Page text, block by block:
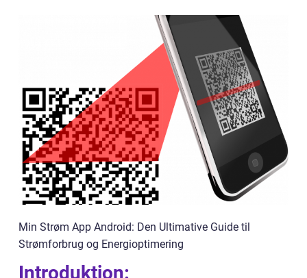
Min Strøm App Android: Den Ultimative Guide til
Strømforbrug og Energioptimering
Introduktion: